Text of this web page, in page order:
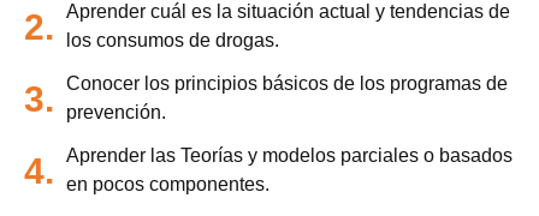
2.
Aprender cuál es la situación actual y tendencias de
los consumos de drogas.
3.
Conocer los principios básicos de los programas de
prevención.
4.
Aprender las Teorías y modelos parciales o basados
en pocos componentes.